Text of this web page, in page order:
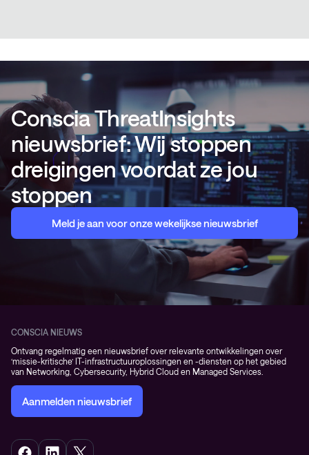
Conscia ThreatInsights
nieuwsbrief: Wij stoppen
dreigingen voordat ze jou
stoppen
Meld je aan voor onze wekelijkse nieuwsbrief
CONSCIA NIEUWS
Ontvang regelmatig een nieuwsbrief over relevante ontwikkelingen over
‘missie-kritische’ IT-infrastructuuroplossingen en -diensten op het gebied
van Networking, Cybersecurity, Hybrid Cloud en Managed Services.
Aanmelden nieuwsbrief